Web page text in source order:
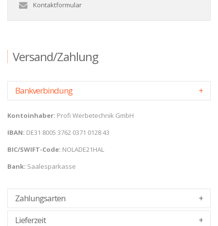
Kontaktformular
Versand/Zahlung
Bankverbindung
Kontoinhaber: Profi Werbetechnik GmbH
IBAN: DE31 8005 3762 0371 0128 43
BIC/SWIFT-Code: NOLADE21HAL
Bank: Saalesparkasse
Zahlungsarten
Lieferzeit